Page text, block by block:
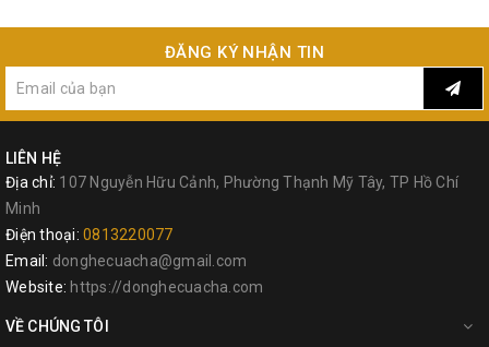
ĐĂNG KÝ NHẬN TIN
LIÊN HỆ
Địa chỉ: 107 Nguyễn Hữu Cảnh, Phường Thạnh Mỹ Tây, TP Hồ Chí
Minh
Điện thoại: 0813220077
Email: donghecuacha@gmail.com
Website: https://donghecuacha.com
VỀ CHÚNG TÔI